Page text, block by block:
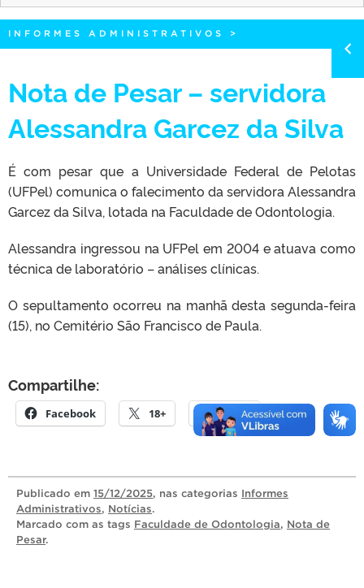
INFORMES ADMINISTRATIVOS >
Nota de Pesar – servidora
Alessandra Garcez da Silva
É com pesar que a Universidade Federal de Pelotas
(UFPel) comunica o falecimento da servidora Alessandra
Garcez da Silva, lotada na Faculdade de Odontologia.
Alessandra ingressou na UFPel em 2004 e atuava como
técnica de laboratório – análises clínicas.
O sepultamento ocorreu na manhã desta segunda-feira
(15), no Cemitério São Francisco de Paula.
Compartilhe:
Facebook 18+ E-mail
Publicado em 15/12/2025, nas categorias Informes
Administrativos, Notícias.
Marcado com as tags Faculdade de Odontologia, Nota de
Pesar.